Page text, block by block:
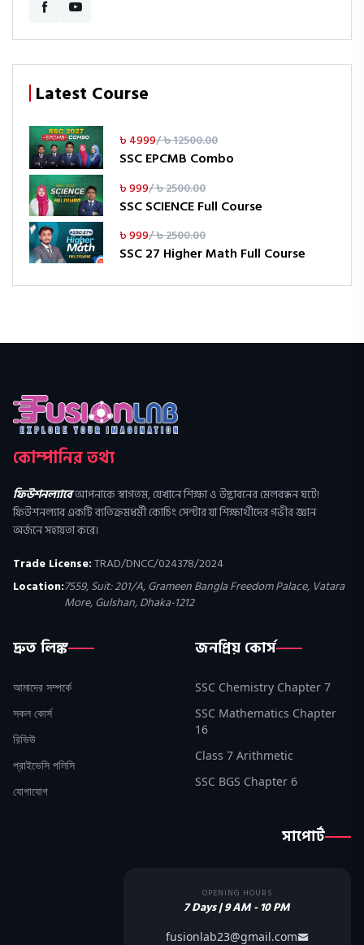
Latest Course
৳ 4999/ ৳ 12500.00
SSC EPCMB Combo
৳ 999/ ৳ 2500.00
SSC SCIENCE Full Course
৳ 999/ ৳ 2500.00
SSC 27 Higher Math Full Course
কোম্পানির তথ্য
ফিউশনল্যাবেআপনাকে স্বাগতম, যেখানে শিক্ষা ও উদ্ভাবনের মেলবন্ধন ঘটে!
ফিউশনল্যাব একটি ব্যতিক্রমধর্মী কোচিং সেন্টার যা শিক্ষার্থীদের গভীর জ্ঞান
অর্জনে সহায়তা করে।
Trade License:TRAD/DNCC/024378/2024
Location:7559, Suit: 201/A, Grameen Bangla Freedom Palace, Vatara
More, Gulshan, Dhaka-1212
দ্রুত লিঙ্ক
আমাদের সম্পর্কে
সকল কোর্স
রিভিউ
প্রাইভেসি পলিসি
যোগাযোগ
জনপ্রিয় কোর্স
SSC Chemistry Chapter 7
SSC Mathematics Chapter
16
Class 7 Arithmetic
SSC BGS Chapter 6
সাপোর্ট
OPENING HOURS
7 Days | 9 AM - 10 PM
fusionlab23@gmail.com